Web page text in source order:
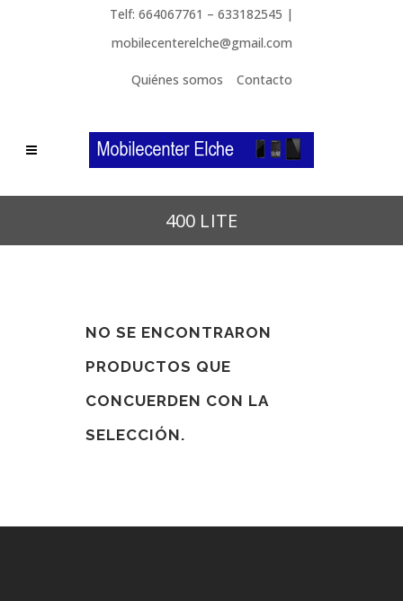
Telf: 664067761 – 633182545 |
mobilecenterelche@gmail.com
Quiénes somos Contacto
400 LITE
NO SE ENCONTRARON
PRODUCTOS QUE
CONCUERDEN CON LA
SELECCIÓN.